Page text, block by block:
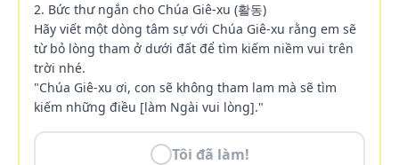
2. Bức thư ngắn cho Chúa Giê-xu (활동)
Hãy viết một dòng tâm sự với Chúa Giê-xu rằng em sẽ
từ bỏ lòng tham ở dưới đất để tìm kiếm niềm vui trên
trời nhé.
"Chúa Giê-xu ơi, con sẽ không tham lam mà sẽ tìm
kiếm những điều [làm Ngài vui lòng]."
Tôi đã làm!